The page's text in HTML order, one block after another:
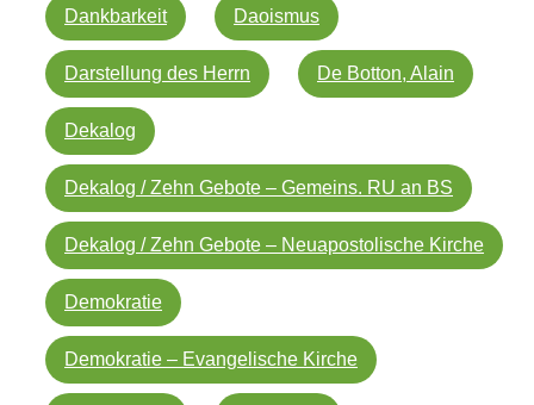
Dankbarkeit Daoismus
Darstellung des Herrn De Botton, Alain
Dekalog
Dekalog / Zehn Gebote – Gemeins. RU an BS
Dekalog / Zehn Gebote – Neuapostolische Kirche
Demokratie
Demokratie – Evangelische Kirche